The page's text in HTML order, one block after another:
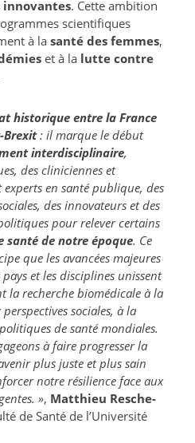
. Cette ambition
scientifiques
à la santé des femmes,
et à la lutte contre
historique entre la France
Brexit: il marque le début
interdisciplinaire,
des cliniciennes et
experts en santé publique, des
des innovateurs et des
pour relever certains
santé de notre époque. Ce
que les avancées majeures
et les disciplines unissent
la recherche biomédicale à la
sociales, à la
de santé mondiales.
à faire progresser la
plus juste et plus sain
notre résilience face aux
», Matthieu Resche-
de Santé de l’Université